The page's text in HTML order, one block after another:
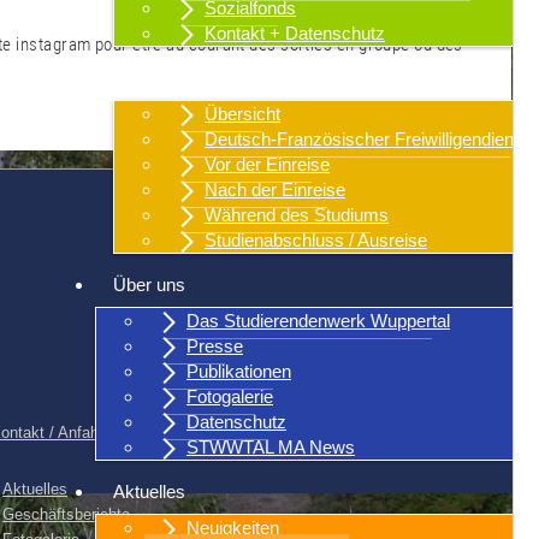
Sozialfonds
Kontakt + Datenschutz
Übersicht
Deutsch-Französischer Freiwilligendienst
Vor der Einreise
Nach der Einreise
Während des Studiums
Studienabschluss / Ausreise
Über uns
Das Studierendenwerk Wuppertal
Presse
Publikationen
Fotogalerie
Datenschutz
STWWTAL MA News
Aktuelles
Neuigkeiten
instagram pour être au courant des sorties en groupe ou des
/ Anfahrt | Sitemap|Stadtplan
Aktuelles
Geschäftsberichte